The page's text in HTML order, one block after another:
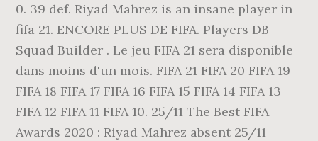
0. 39 def. Riyad Mahrez is an insane player in
fifa 21. ENCORE PLUS DE FIFA. Players DB
Squad Builder . Le jeu FIFA 21 sera disponible
dans moins d'un mois. FIFA 21 FIFA 20 FIFA 19
FIFA 18 FIFA 17 FIFA 16 FIFA 15 FIFA 14 FIFA 13
FIFA 12 FIFA 11 FIFA 10. 25/11 The Best FIFA
Awards 2020 : Riyad Mahrez absent 25/11